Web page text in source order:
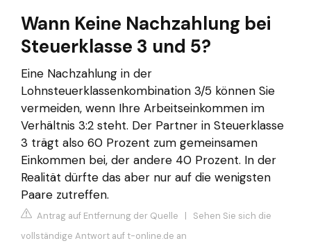
Wann Keine Nachzahlung bei
Steuerklasse 3 und 5?
Eine Nachzahlung in der
Lohnsteuerklassenkombination 3/5 können Sie
vermeiden, wenn Ihre Arbeitseinkommen im
Verhältnis 3:2 steht. Der Partner in Steuerklasse
3 trägt also 60 Prozent zum gemeinsamen
Einkommen bei, der andere 40 Prozent. In der
Realität dürfte das aber nur auf die wenigsten
Paare zutreffen.
Antrag auf Entfernung der Quelle | Sehen Sie sich die
vollständige Antwort auf t-online.de an